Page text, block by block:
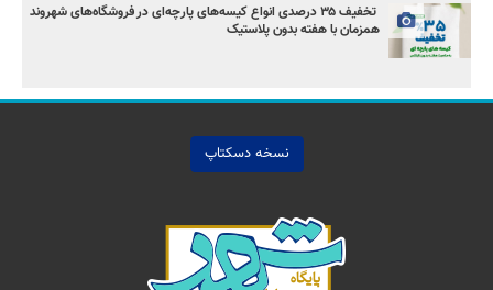
️ تخفیف ۳۵ درصدی انواع کیسه‌های پارچه‌ای در فروشگاه‌های شهروند
همزمان با هفته بدون پلاستیک
نسخه دسکتاپ